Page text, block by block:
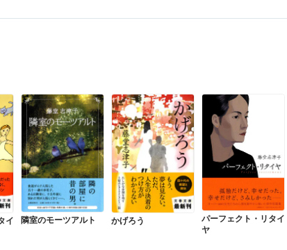
イ
隣室のモーツアルト かげろう
パーフェクト・リタイ
ヤ